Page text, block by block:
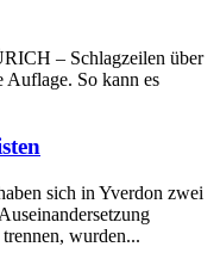
– Schlagzeilen über
Auflage. So kann es
sich in Yverdon zwei
wurden...